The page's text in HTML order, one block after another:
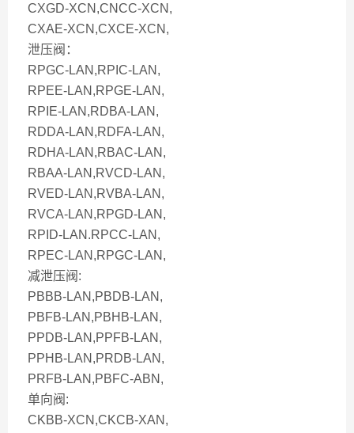
CXGD-XCN,CNCC-XCN,
CXAE-XCN,CXCE-XCN,
泄压阀：
RPGC-LAN,RPIC-LAN,
RPEE-LAN,RPGE-LAN,
RPIE-LAN,RDBA-LAN,
RDDA-LAN,RDFA-LAN,
RDHA-LAN,RBAC-LAN,
RBAA-LAN,RVCD-LAN,
RVED-LAN,RVBA-LAN,
RVCA-LAN,RPGD-LAN,
RPID-LAN.RPCC-LAN,
RPEC-LAN,RPGC-LAN,
减泄压阀:
PBBB-LAN,PBDB-LAN,
PBFB-LAN,PBHB-LAN,
PPDB-LAN,PPFB-LAN,
PPHB-LAN,PRDB-LAN,
PRFB-LAN,PBFC-ABN,
单向阀:
CKBB-XCN,CKCB-XAN,